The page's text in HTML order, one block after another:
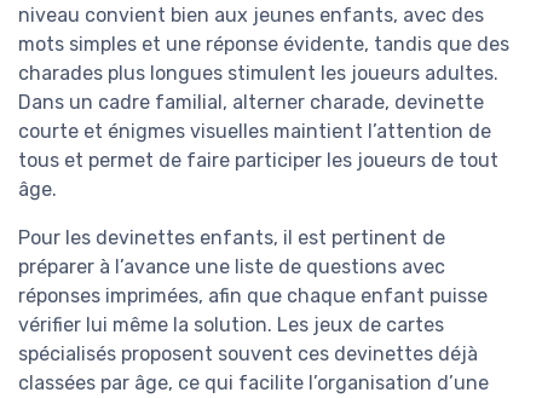
niveau convient bien aux jeunes enfants, avec des
mots simples et une réponse évidente, tandis que des
charades plus longues stimulent les joueurs adultes.
Dans un cadre familial, alterner charade, devinette
courte et énigmes visuelles maintient l’attention de
tous et permet de faire participer les joueurs de tout
âge.
Pour les devinettes enfants, il est pertinent de
préparer à l’avance une liste de questions avec
réponses imprimées, afin que chaque enfant puisse
vérifier lui même la solution. Les jeux de cartes
spécialisés proposent souvent ces devinettes déjà
classées par âge, ce qui facilite l’organisation d’une